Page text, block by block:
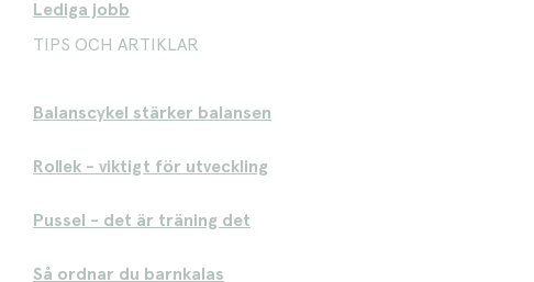
Lediga jobb
TIPS OCH ARTIKLAR
Balanscykel stärker balansen
Rollek - viktigt för utveckling
Pussel - det är träning det
Så ordnar du barnkalas